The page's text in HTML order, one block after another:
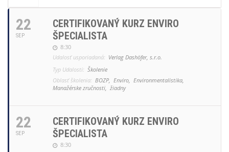
22
SEP
CERTIFIKOVANÝ KURZ ENVIRO
ŠPECIALISTA
8:30
Udalosť usporiadaná: Verlag Dashöfer, s.r.o.
Typ Udalosti: Školenie
Oblasť školenia: BOZP, Enviro, Environmentalistika,
Manažérske zručnosti, žiadny
22
SEP
CERTIFIKOVANÝ KURZ ENVIRO
ŠPECIALISTA
8:30